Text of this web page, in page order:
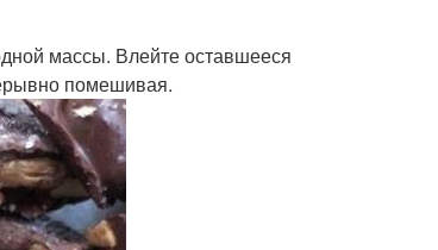
массы. Влейте оставшееся
помешивая.